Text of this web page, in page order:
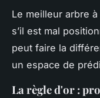
Le meilleur arbre
s’il est mal
peut faire la
un espace de
La règle d'or :